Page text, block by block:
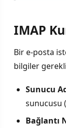
IMAP
Bir e-posta
bilgiler
Sunucu
sunucusu
Bağlantı